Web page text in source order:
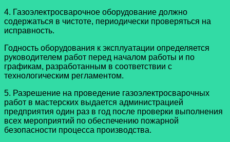
4. Газоэлектросварочное оборудование должно
содержаться в чистоте, периодически проверяться на
исправность.
Годность оборудования к эксплуатации определяется
руководителем работ перед началом работы и по
графикам, разработанным в соответствии с
технологическим регламентом.
5. Разрешение на проведение газоэлектросварочных
работ в мастерских выдается администрацией
предприятия один раз в год после проверки выполнения
всех мероприятий по обеспечению пожарной
безопасности процесса производства.